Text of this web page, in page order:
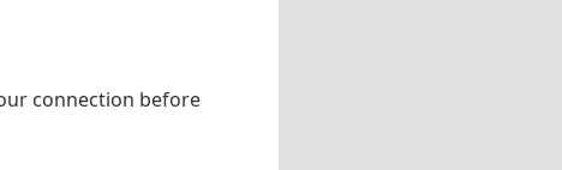
connection before